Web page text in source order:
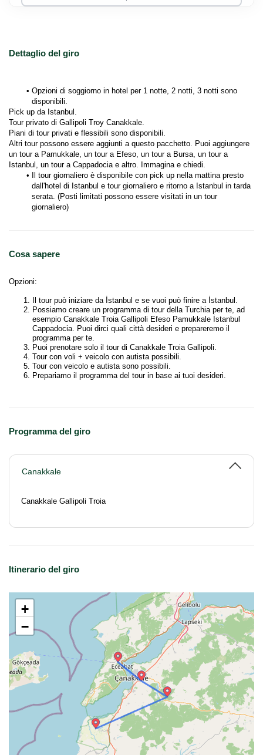
Dettaglio del giro
Opzioni di soggiorno in hotel per 1 notte, 2 notti, 3 notti sono
disponibili.
Pick up da Istanbul.
Tour privato di Gallipoli Troy Canakkale.
Piani di tour privati e flessibili sono disponibili.
Altri tour possono essere aggiunti a questo pacchetto. Puoi aggiungere
un tour a Pamukkale, un tour a Efeso, un tour a Bursa, un tour a
Istanbul, un tour a Cappadocia e altro. Immagina e chiedi.
Il tour giornaliero è disponibile con pick up nella mattina presto
dall'hotel di Istanbul e tour giornaliero e ritorno a Istanbul in tarda
serata. (Posti limitati possono essere visitati in un tour
giornaliero)
Cosa sapere
Opzioni:
Il tour può iniziare da İstanbul e se vuoi può finire a İstanbul.
Possiamo creare un programma di tour della Turchia per te, ad
esempio Canakkale Troia Gallipoli Efeso Pamukkale İstanbul
Cappadocia. Puoi dirci quali città desideri e prepareremo il
programma per te.
Puoi prenotare solo il tour di Canakkale Troia Gallipoli.
Tour con voli + veicolo con autista possibili.
Tour con veicolo e autista sono possibili.
Prepariamo il programma del tour in base ai tuoi desideri.
Programma del giro
Canakkale
Canakkale Gallipoli Troia
Itinerario del giro
+
−